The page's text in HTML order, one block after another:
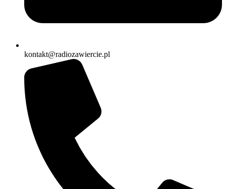
kontakt@radiozawiercie.pl